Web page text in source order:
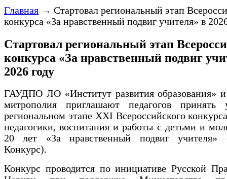
Главная → Стартовал региональный этап
конкурса «За нравственный подвиг учителя» в
Стартовал региональный этап
конкурса «За нравственный подвиг
2026 году
ГАУДПО ЛО «Институт развития образования»
митрополия приглашают педагогов принять
региональном этапе XXI Всероссийского
педагогики, воспитания и работы с детьми и
20 лет «За нравственный подвиг
Конкурс).
Конкурс проводится по инициативе Русской